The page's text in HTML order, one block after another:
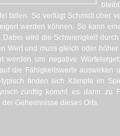
fallen. So verfügt Schmidt über
werden können. So kann
wird die Schwierigkeit
Wert und muss gleich oder
werden um negative
die Fähigkeitswerte auswirken
finden sich Kämpfe im
zünftig kommt es dann zu
Geheimnisse dieses Orts.